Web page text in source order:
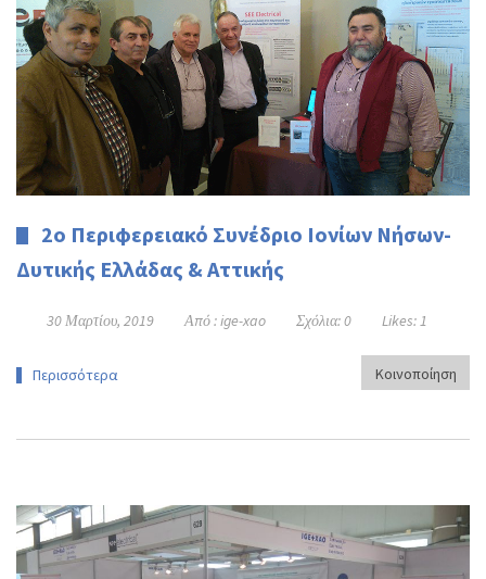
2ο Περιφερειακό Συνέδριο Ιονίων Νήσων-
Δυτικής Ελλάδας & Αττικής
30 Μαρτίου, 2019 Από :ige-xao Σχόλια:0 Likes:1
Περισσότερα Κοινοποίηση